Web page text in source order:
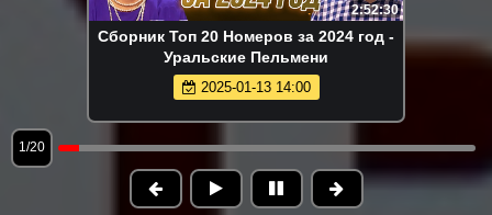
2:52:30
Сборник Топ 20 Номеров за 2024 год -
Уральские Пельмени
2025-01-13 14:00
1/20